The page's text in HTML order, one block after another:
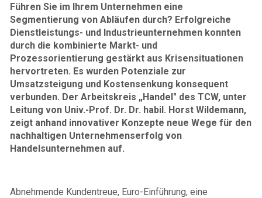
Führen Sie im Ihrem Unternehmen eine
Segmentierung von Abläufen durch? Erfolgreiche
Dienstleistungs- und Industrieunternehmen konnten
durch die kombinierte Markt- und
Prozessorientierung gestärkt aus Krisensituationen
hervortreten. Es wurden Potenziale zur
Umsatzsteigung und Kostensenkung konsequent
verbunden. Der Arbeitskreis „Handel" des TCW, unter
Leitung von Univ.-Prof. Dr. Dr. habil. Horst Wildemann,
zeigt anhand innovativer Konzepte neue Wege für den
nachhaltigen Unternehmenserfolg von
Handelsunternehmen auf.
Abnehmende Kundentreue, Euro-Einführung, eine